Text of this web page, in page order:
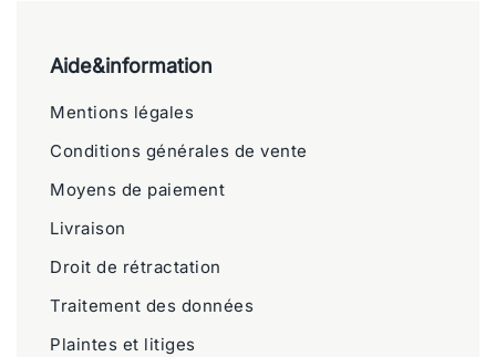
Aide&information
Mentions légales
Conditions générales de vente
Moyens de paiement
Livraison
Droit de rétractation
Traitement des données
Plaintes et litiges